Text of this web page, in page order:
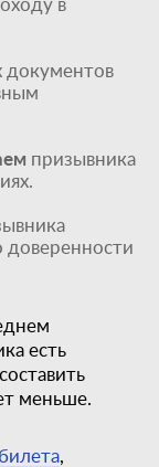
в
документов
призывника
доверенности
есть
меньше.
,